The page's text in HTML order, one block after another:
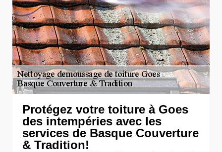
Protégez votre toiture à Goes
des intempéries avec les
services de Basque Couverture
& Tradition!